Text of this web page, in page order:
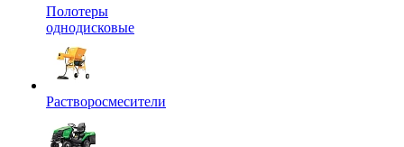
Полотеры
однодисковые
Растворосмесители